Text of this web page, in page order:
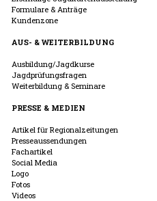
Formulare & Anträge
Kundenzone
AUS- & WEITERBILDUNG
Ausbildung/Jagdkurse
Jagdprüfungsfragen
Weiterbildung & Seminare
PRESSE & MEDIEN
Artikel für Regionalzeitungen
Presseaussendungen
Fachartikel
Social Media
Logo
Fotos
Videos